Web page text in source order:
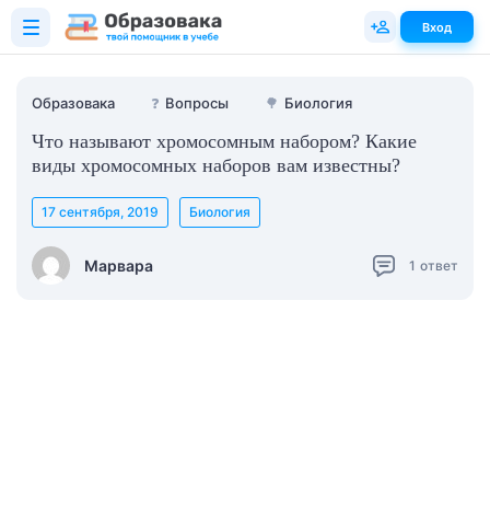
Образовака ❓ Вопросы 🌳 Биология
Что называют хромосомным набором? Какие
виды хромосомных наборов вам известны?
Марвара
17 сентября, 2019 Биология
1 ответ
Вход